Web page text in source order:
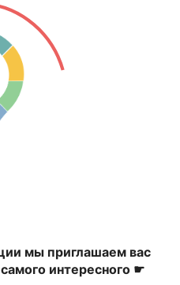
мы приглашаем вас
интересного ☛